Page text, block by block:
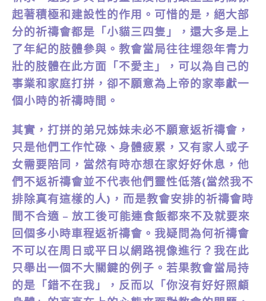
起著積極和建設性的作用。可惜的是，絕大部
分的祈禱會都是「小貓三四隻」，還大多是上
了年紀的肢體參與。教會當局往往埋怨年青力
壯的肢體在此方面「不愛主」，可以為自己的
事業和家庭打拼，卻不願意為上帝的家奉獻一
個小時的祈禱時間。
其實，打拼的弟兄姊妹未必不願意返祈禱會，
只是他們工作忙碌、身體疲累，又有家人或子
女需要陪同，當然有時亦想在家好好休息，他
們不返祈禱會並不代表他們靈性低落(當然我不
排除真有這樣的人)，而是教會安排的祈禱會時
間不合適 – 放工後可能連食飯都來不及就要來
回個多小時車程返祈禱會。我疑問為何祈禱會
不可以在周日或平日以網路視像進行？我在此
只舉出一個不大關鍵的例子。若果教會當局持
的是「錯不在我」，反而以「你沒有好好照顧